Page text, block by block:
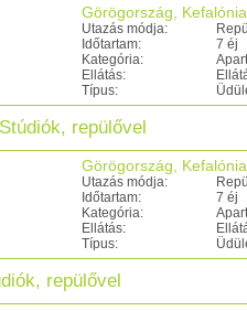
Görögország, Kefalónia
Utazás módja:
Időtartam:
7 éj
Kategória:
Ellátás:
Típus:
repülővel
Görögország, Kefalónia
Utazás módja:
Időtartam:
7 éj
Kategória:
Ellátás:
Típus:
repülővel